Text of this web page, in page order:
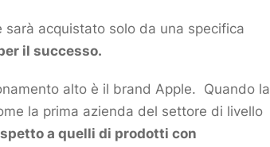
sarà acquistato solo da una specifica
il successo.
alto è il brand Apple. Quando la
la prima azienda del settore di livello
a quelli di prodotti con